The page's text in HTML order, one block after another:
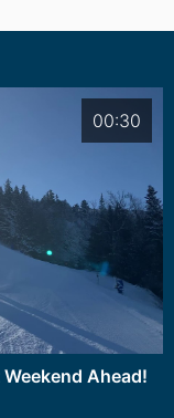
00:30
Ahead!